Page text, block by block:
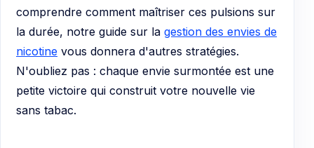
comprendre comment maîtriser ces pulsions sur
la durée, notre guide sur la gestion des envies de
nicotine vous donnera d'autres stratégies.
N'oubliez pas : chaque envie surmontée est une
petite victoire qui construit votre nouvelle vie
sans tabac.